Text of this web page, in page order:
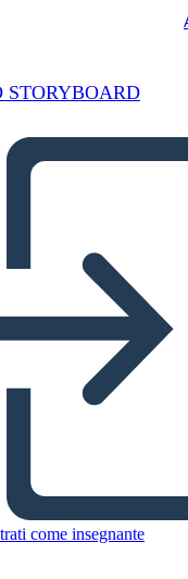
STORYBOARD
come insegnante